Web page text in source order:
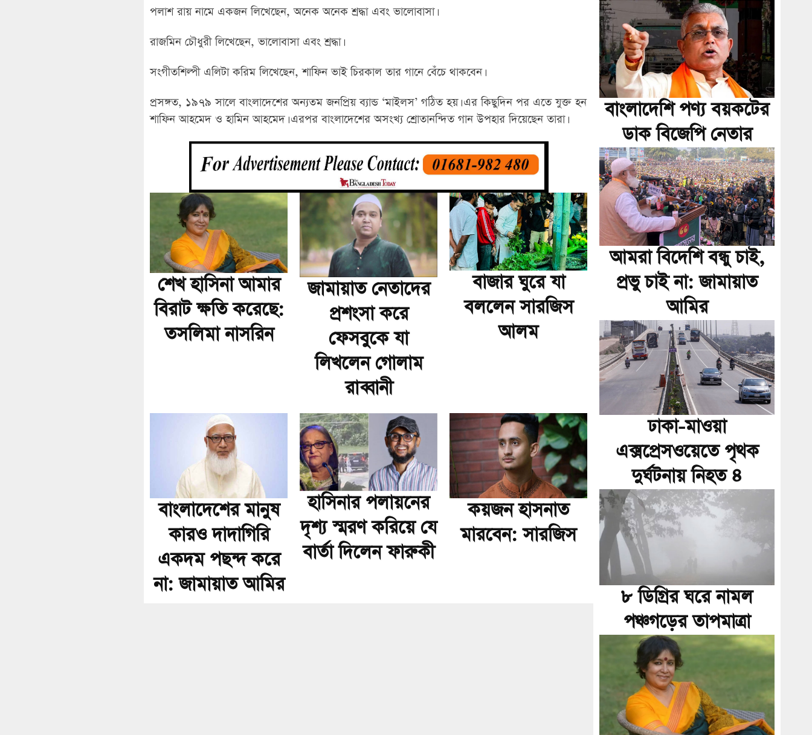
পলাশ রায় নামে একজন লিখেছেন, অনেক অনেক শ্রদ্ধা এবং ভালোবাসা।
রাজমিন চৌধুরী লিখেছেন, ভালোবাসা এবং শ্রদ্ধা।
সংগীতশিল্পী এলিটা করিম লিখেছেন, শাফিন ভাই চিরকাল তার গানে বেঁচে থাকবেন।
প্রসঙ্গত, ১৯৭৯ সালে বাংলাদেশের অন্যতম জনপ্রিয় ব্যান্ড ‘মাইলস’ গঠিত হয়। এর কিছুদিন পর এতে যুক্ত হন
শাফিন আহমেদ ও হামিন আহমেদ। এরপর বাংলাদেশের অসংখ্য শ্রোতানন্দিত গান উপহার দিয়েছেন তারা।
শেখ হাসিনা আমার
বিরাট ক্ষতি করেছে:
তসলিমা নাসরিন
জামায়াত নেতাদের
প্রশংসা করে
ফেসবুকে যা
লিখলেন গোলাম
রাব্বানী
বাজার ঘুরে যা
বললেন সারজিস
আলম
বাংলাদেশের মানুষ
কারও দাদাগিরি
একদম পছন্দ করে
না: জামায়াত আমির
হাসিনার পলায়নের
দৃশ্য স্মরণ করিয়ে যে
বার্তা দিলেন ফারুকী
কয়জন হাসনাত
মারবেন: সারজিস
বাংলাদেশি পণ্য বয়কটের
ডাক বিজেপি নেতার
আমরা বিদেশি বন্ধু চাই,
প্রভু চাই না: জামায়াত
আমির
ঢাকা-মাওয়া
এক্সপ্রেসওয়েতে পৃথক
দুর্ঘটনায় নিহত ৪
৮ ডিগ্রির ঘরে নামল
পঞ্চগড়ের তাপমাত্রা